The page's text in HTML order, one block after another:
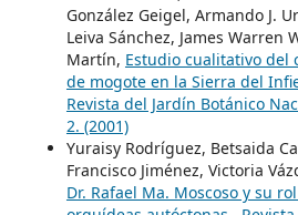
González Geigel, Armando J.
Leiva Sánchez, James Warren
Martín, Estudio cualitativo del
de mogote en la Sierra del
Revista del Jardín Botánico
2. (2001)
Yuraisy Rodríguez, Betsaida
Francisco Jiménez, Victoria
Dr. Rafael Ma. Moscoso y su